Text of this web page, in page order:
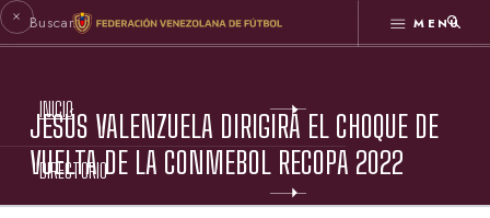
MENÚ
INICIO
DIRECTORIO
JESÚS VALENZUELA DIRIGIRÁ EL CHOQUE DE
VUELTA DE LA CONMEBOL RECOPA 2022